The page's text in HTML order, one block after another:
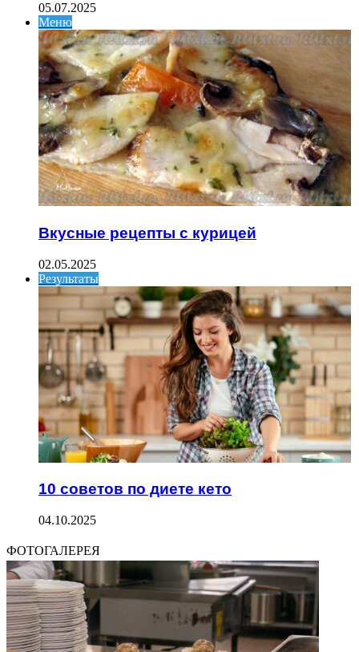
05.07.2025
Меню
Вкусные рецепты с курицей
02.05.2025
Результаты
10 советов по диете кето
04.10.2025
ФОТОГАЛЕРЕЯ